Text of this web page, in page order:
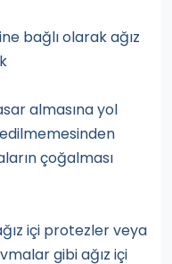
bağlı olarak ağız
almasına yol
çoğalması
içi protezler veya
gibi ağız içi